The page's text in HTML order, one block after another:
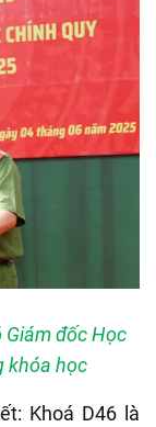
Giám đốc Học
khóa học
Khoá D46 là